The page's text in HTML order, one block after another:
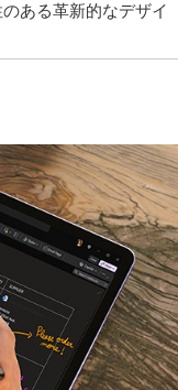
ある革新的なデザイ